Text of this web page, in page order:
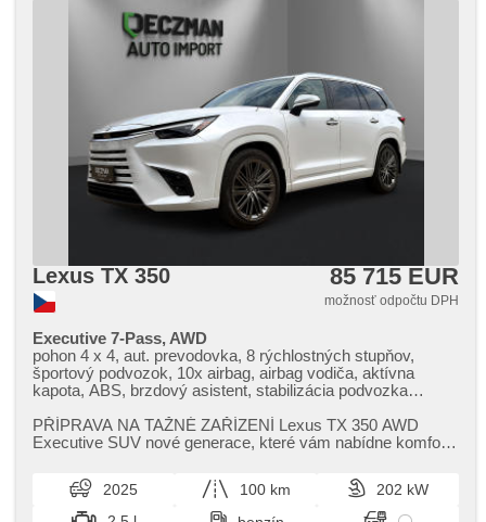
Lexus TX 350 85 715 EUR
možnosť odpočtu DPH
Executive 7-Pass, AWD
pohon 4 x 4, aut. prevodovka, 8 rýchlostných stupňov,
športový podvozok, 10x airbag, airbag vodiča, aktívna
kapota, ABS, brzdový asistent, stabilizácia podvozka
núdzové brzdenie (PEBS), asistent stability prívesu (TSA),
regulácia rychlosti pri jazde zo svahu, asistent rozjazdu do
stráženie jazdného pruhu, stráženie mŕtveho uhla, asistent
jazdy v kolóne, asistent zmeny jazdného pruhu, asistent
jazdy v jazdnom pruhu, sledovanie únavy vodiča, aut.
PŘÍPRAVA NA TAŽNÉ ZAŘÍZENÍ Lexus TX 350 AWD
Executive SUV nové generace,​ které vám nabídne komfort
2025 100 km
202 kW